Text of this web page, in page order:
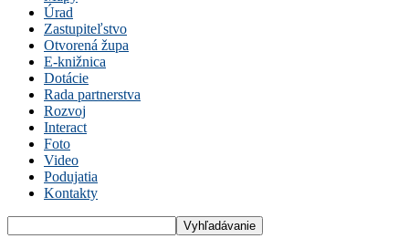
Úrad
Zastupiteľstvo
Otvorená župa
E-knižnica
Dotácie
Rada partnerstva
Rozvoj
Interact
Foto
Video
Podujatia
Kontakty